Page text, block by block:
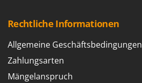
Rechtliche Informationen
Allgemeine Geschäftsbedingungen
Zahlungsarten
Mängelanspruch